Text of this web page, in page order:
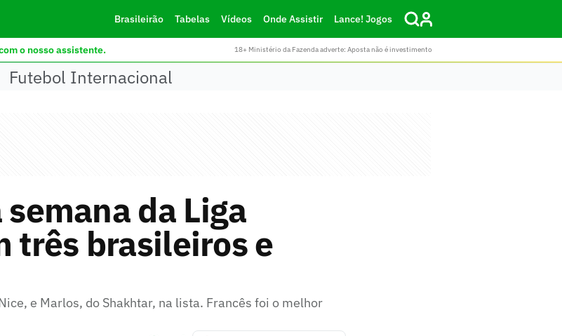
Brasileirão Tabelas Vídeos Onde Assistir Lance! Jogos
o nosso assistente. 18+ Ministério da Fazenda adverte: Aposta não é investimento
Futebol Internacional
da Liga
três brasileiros e
e Marlos, do Shakhtar, na lista. Francês foi o melhor